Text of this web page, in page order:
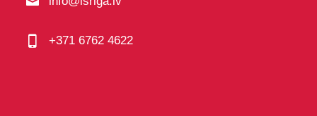
+371 6762 4622